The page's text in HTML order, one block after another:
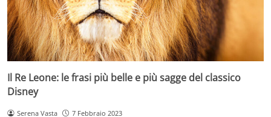
Il Re Leone: le frasi più belle e più sagge del classico
Disney
Serena Vasta 7 Febbraio 2023